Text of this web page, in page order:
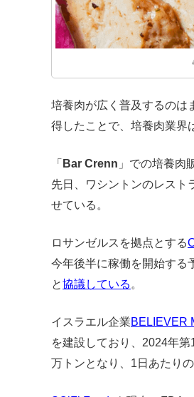
培養肉が広く普及するのは
得したことで、培養肉業界
「 Bar Crenn 」での培養肉
先日、ワシントンのレスト
せている。
ロサンゼルスを拠点とする
今年後半に稼働を開始する
と協議している 。
イスラエル企業BELIEVER
を建設しており、2024年
万トンとなり、1日あたり